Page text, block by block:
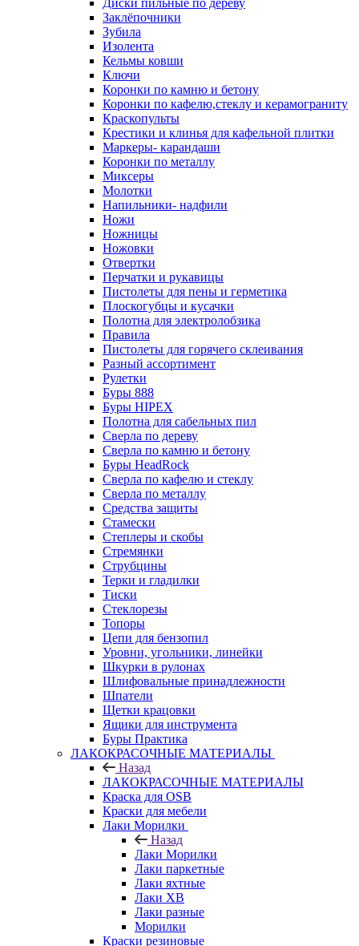
Диски пильные по дереву
Заклёпочники
Зубила
Изолента
Кельмы ковши
Ключи
Коронки по камню и бетону
Коронки по кафелю,стеклу и керамограниту
Краскопульты
Крестики и клинья для кафельной плитки
Маркеры- карандаши
Коронки по металлу
Миксеры
Молотки
Напильники- надфили
Ножи
Ножницы
Ножовки
Отвертки
Перчатки и рукавицы
Пистолеты для пены и герметика
Плоскогубцы и кусачки
Полотна для электролобзика
Правила
Пистолеты для горячего склеивания
Разный ассортимент
Рулетки
Буры 888
Буры HIPEX
Полотна для сабельных пил
Сверла по дереву
Сверла по камню и бетону
Буры HeadRock
Сверла по кафелю и стеклу
Сверла по металлу
Средства защиты
Стамески
Степлеры и скобы
Стремянки
Струбцины
Терки и гладилки
Тиски
Стеклорезы
Топоры
Цепи для бензопил
Уровни, угольники, линейки
Шкурки в рулонах
Шлифовальные принадлежности
Шпатели
Щетки крацовки
Ящики для инструмента
Буры Практика
ЛАКОКРАСОЧНЫЕ МАТЕРИАЛЫ
Назад
ЛАКОКРАСОЧНЫЕ МАТЕРИАЛЫ
Краска для OSB
Краски для мебели
Лаки Морилки
Назад
Лаки Морилки
Лаки паркетные
Лаки яхтные
Лаки ХВ
Лаки разные
Морилки
Краски резиновые